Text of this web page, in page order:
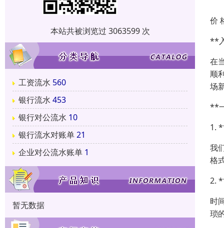
本站共被浏览过 3063599 次
工资流水 560
银行流水 453
银行对公流水 10
银行流水对账单21
企业对公流水账单 1
暂无数据
价
**
在
顺
场
**
1.
我
格
2.
时
琐